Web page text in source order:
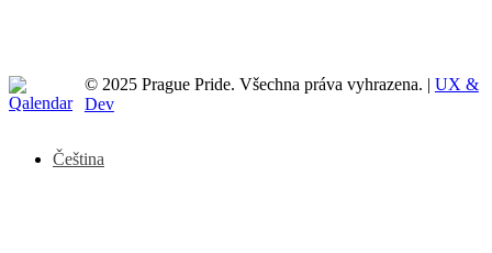
© 2025 Prague Pride. Všechna práva vyhrazena. | UX &
Dev
Čeština